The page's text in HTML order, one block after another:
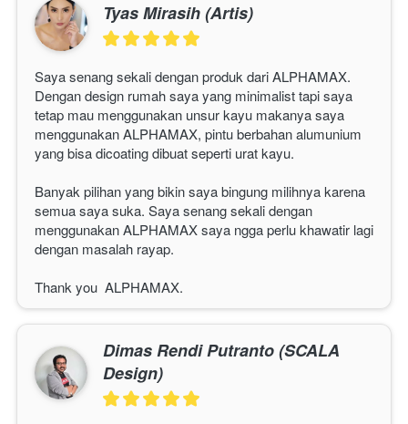
Tyas Mirasih (Artis)
Saya senang sekali dengan produk dari ALPHAMAX.
Dengan design rumah saya yang minimalist tapi saya
tetap mau menggunakan unsur kayu makanya saya
menggunakan ALPHAMAX, pintu berbahan alumunium
yang bisa dicoating dibuat seperti urat kayu.
Banyak pilihan yang bikin saya bingung milihnya karena
semua saya suka. Saya senang sekali dengan
menggunakan ALPHAMAX saya ngga perlu khawatir lagi
dengan masalah rayap.
Thank you ALPHAMAX.
Dimas Rendi Putranto (SCALA
Design)